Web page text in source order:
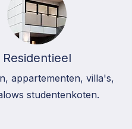
Residentieel
appartementen, villa's,
studentenkoten.